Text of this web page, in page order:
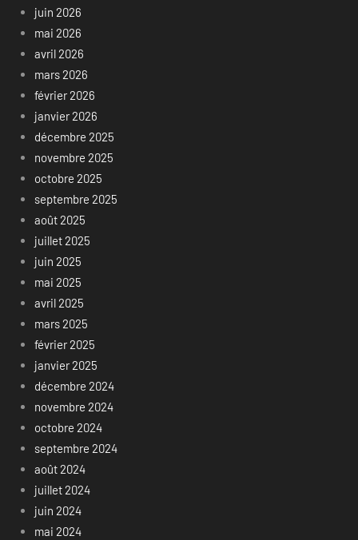
juin 2026
mai 2026
avril 2026
mars 2026
février 2026
janvier 2026
décembre 2025
novembre 2025
octobre 2025
septembre 2025
août 2025
juillet 2025
juin 2025
mai 2025
avril 2025
mars 2025
février 2025
janvier 2025
décembre 2024
novembre 2024
octobre 2024
septembre 2024
août 2024
juillet 2024
juin 2024
mai 2024